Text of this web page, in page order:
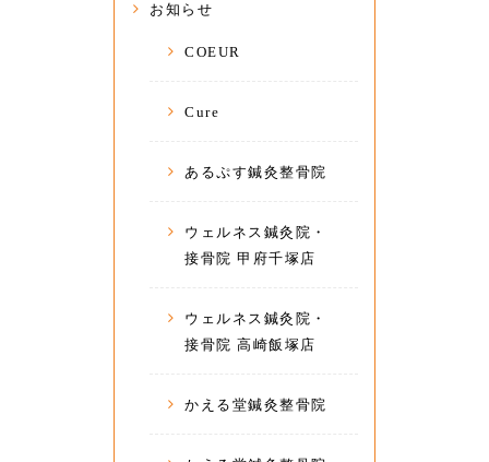
お知らせ
COEUR
Cure
あるぷす鍼灸整骨院
ウェルネス鍼灸院・
接骨院 甲府千塚店
ウェルネス鍼灸院・
接骨院 高崎飯塚店
かえる堂鍼灸整骨院